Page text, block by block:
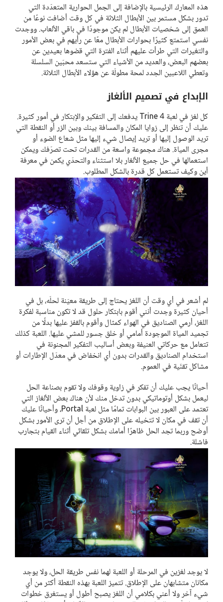
هذه المعارك الرئيسية بالإضافة إلى الجمل الحوارية المتعدّدة التي
تدور بشكل مستمر بين الأبطال الثلاثة في كل وقت أضافت نوعًا من
العمق إلى شخصيات الأبطال لم يكن موجودًا في باقي الألعاب. ووجدت
نفسي استمتع كثيرًا بحوارات الأبطال معًا عن رأيهم في بعض الأمور
والتغيرات التي طرأت عليهم أثناء الفترة التي قضوها بعيدين عن
بعضهم البعض، والعديد من الأشياء التي ستسعد محبّين السلسلة
وتعطي اللاعبين الجدد لمحة مطولّة عن هؤلاء الأبطال الثلاثة.
الإبداع في تصميم الألغاز
كل لغز في لعبة Trine 4 يدفعك إلى التفكير والإبتكار في أمور كثيرة.
عليك أن تنظر إلى زوايا المكان والمسافة بينك وبين الزر أو النقطة التي
تريد الوصول إليها أو تريد إيصال شيء إليها مثل شعاع الضوء أو
مجرى المياة. هناك مجموعة واسعة من القدرات تحت تصرّفك ويمكن
استعمالها في حل جميع الألغار بلا استثناء والتحدّي يكمن في معرفة
أين وكيف تستعمل كل قدرة بالشكل المطلوب.
لم أشعر في أي وقت أن اللغز يحتاج إلى طريقة معيّنة لحلّه، بل في
أحيان كثيرة وجدت أنني أقوم بابتكار حلول قد لا تكون مناسبة لفكرة
اللغز، أرمي الصناديق في الهواء كمثال وأقوم بالقفز عليها بدلًا من
تجميد المياة الموجودة أمامي أو خلق جسور للمشي عليها. اللعبة كذلك
تتعامل مع حركاتي العنيفة وبعض أساليب التفكير المجنونة في
استخدام الصناديق والقدرات بدون أي انخفاض في معدّل الإطارات أو
مشاكل تقنّية في العموم.
أحيانًا يجب عليك أن تفكر في زاوية وقوفك ولا تقوم بصناعة الحل
ليعمل بشكل أوتوماتيكي بدون تدخل منك لأن هناك بعض الألغاز التي
تعتمد على العبور بين البوابات تمامًا مثل لعبة Portal، وأحيانًا عليك
أن تقف في مكان لا تتخيله على الإطلاق من أجل أن ترى الأمور بشكل
أوضح وربما تجد الحل ظاهرًا أمامك بشكل تلقائي أثناء القيام بتجارب
فاشلة.
لا يوجد لغزين في المرحلة أو اللعبة لهما نفس طريقة الحل، ولا يوجد
مكانان متشابهان على الإطلاق. تتميز اللعبة بهذه النقطة أكثر من أي
شيء آخر ولا أعني بكلامي أن اللغز يصبح أطول أو يستغرق خطوات